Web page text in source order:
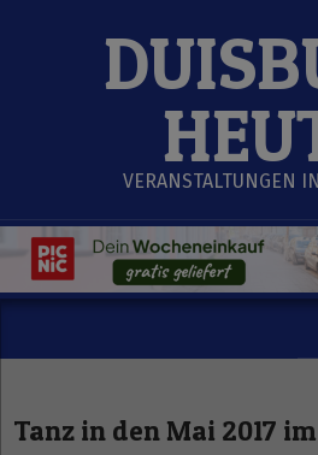
VERANSTALTUNGEN
Tanz in den Mai 2017 im